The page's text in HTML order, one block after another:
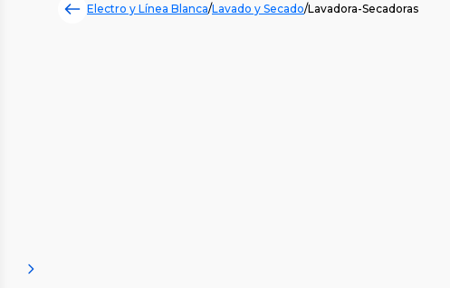
Electro y Línea Blanca/Lavado y Secado/Lavadora-Secadoras